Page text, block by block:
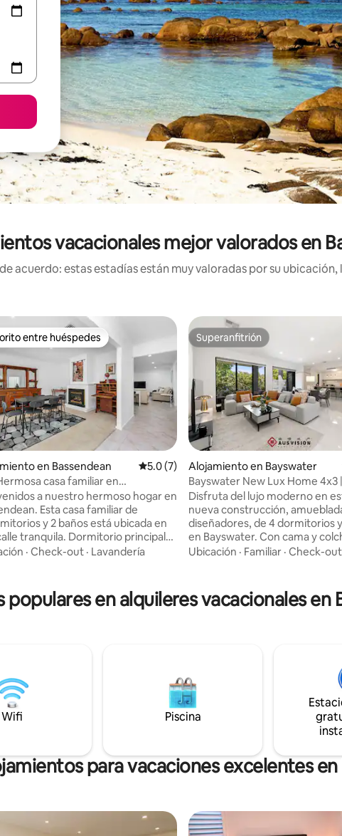
vacacionales mejor valorados en
acuerdo: estas estadías están muy valoradas por su
4.97 de 5, 199 reseñas
entre huéspedes
entre huéspedes
en Bassendean Calificación promedio: 5.0 de 5, 7 reseñas
5.0 (7)
casa familiar en
a nuestro hermoso hogar en
Esta casa familiar de
y 2 baños está ubicada en
tranquila. Dormitorio principal
con baño en suite. Dormitorio
y también un área al aire libre.
inteligente y wifi gratuito.
Estacionamiento y wifi
Reserve ahora.
· Check-out · Lavandería
Superanfitrión
Superanfitrión
Alojamiento en Bayswater
Bayswater New Lux Home 4x3
minutos CBD, Aeropuerto
Disfruta del lujo moderno en
nueva construcción,
diseñadores, de 4 dormitorios
en Bayswater. Con cama y
alta calidad, cocina de chef
doble con cerradura y una
estar de diseño abierto,
Valley, tiendas, cafés y
Gestionado profesionalmente
Vision para una estancia
Ubicación · Familiar · Check-out
populares en alquileres vacacionales en
Wifi Piscina
para vacaciones excelentes en